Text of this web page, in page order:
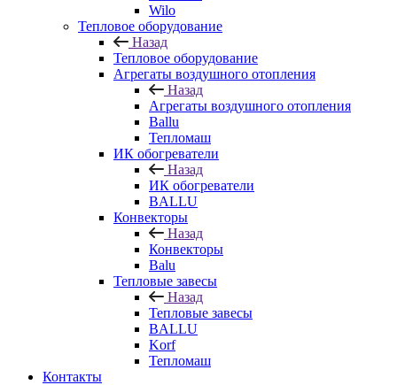
Wilo
Тепловое оборудование
Назад
Тепловое оборудование
Агрегаты воздушного отопления
Назад
Агрегаты воздушного отопления
Ballu
Тепломаш
ИК обогреватели
Назад
ИК обогреватели
BALLU
Конвекторы
Назад
Конвекторы
Balu
Тепловые завесы
Назад
Тепловые завесы
BALLU
Korf
Тепломаш
Контакты